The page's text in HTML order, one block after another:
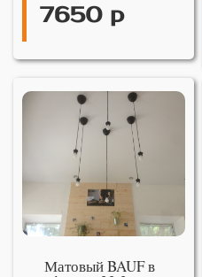
7650 р
Матовый BAUF в